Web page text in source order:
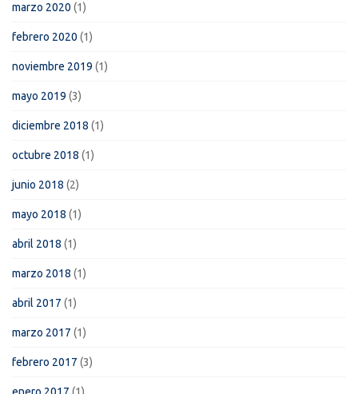
marzo 2020 (1)
febrero 2020 (1)
noviembre 2019 (1)
mayo 2019 (3)
diciembre 2018 (1)
octubre 2018 (1)
junio 2018 (2)
mayo 2018 (1)
abril 2018 (1)
marzo 2018 (1)
abril 2017 (1)
marzo 2017 (1)
febrero 2017 (3)